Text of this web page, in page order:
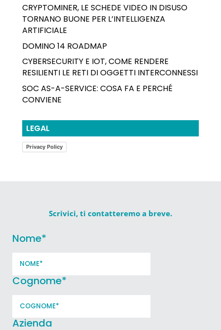
CRYPTOMINER, LE SCHEDE VIDEO IN DISUSO
TORNANO BUONE PER L’INTELLIGENZA
ARTIFICIALE
DOMINO 14 ROADMAP
CYBERSECURITY E IOT, COME RENDERE
RESILIENTI LE RETI DI OGGETTI INTERCONNESSI
SOC AS-A-SERVICE: COSA FA E PERCHÉ
CONVIENE
LEGAL
Privacy Policy
Scrivici, ti contatteremo a breve.
Nome*
Cognome*
Azienda